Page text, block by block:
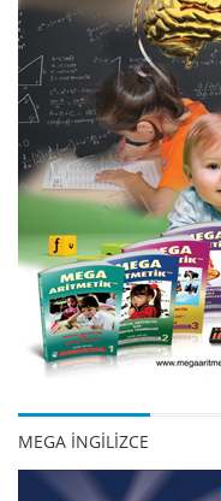
MEGA İNGİLİZCE